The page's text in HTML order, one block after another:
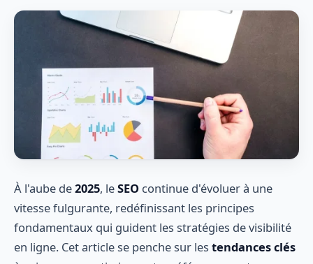
À l'aube de2025, leSEO continue d'évoluer à une
vitesse fulgurante, redéfinissant les principes
fondamentaux qui guident les stratégies de visibilité
en ligne. Cet article se penche sur les tendances clés